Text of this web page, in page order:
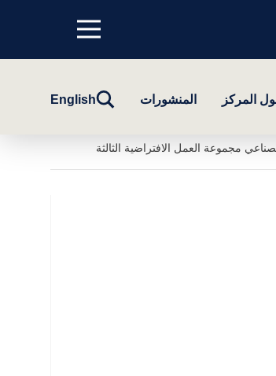
Menu
top
المركز المنشورات
تبديلEnglish
مجموعة العمل الافتراضية الثالثة